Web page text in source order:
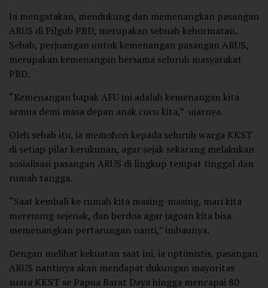
Ia mengatakan, mendukung dan memenangkan pasangan
ARUS di Pilgub PBD, merupakan sebuah kehormatan.
Sebab, perjuangan untuk kemenangan pasangan ARUS,
merupakan kemenangan bersama seluruh masyarakat
PBD.
“Kemenangan bapak AFU ini adalah kemenangan kita
semua demi masa depan anak cucu kita,” ujarnya.
Oleh sebab itu, ia memohon kepada seluruh warga KKST
di setiap pilar kerukunan, agar sejak sekarang melakukan
sosialisasi pasangan ARUS di lingkup tempat tinggal dan
rumah tangga.
“Saat kembali ke rumah kita masing-masing, mari kita
merenung sejenak, dan berdoa agar jagoan kita bisa
memenangkan pertarungan nanti,” imbaunya.
Dengan melihat kekuatan saat ini, ia optimistis, pasangan
ARUS nantinya akan mendapat dukungan mayoritas
suara KKST se Papua Barat Daya hingga mencapai 80